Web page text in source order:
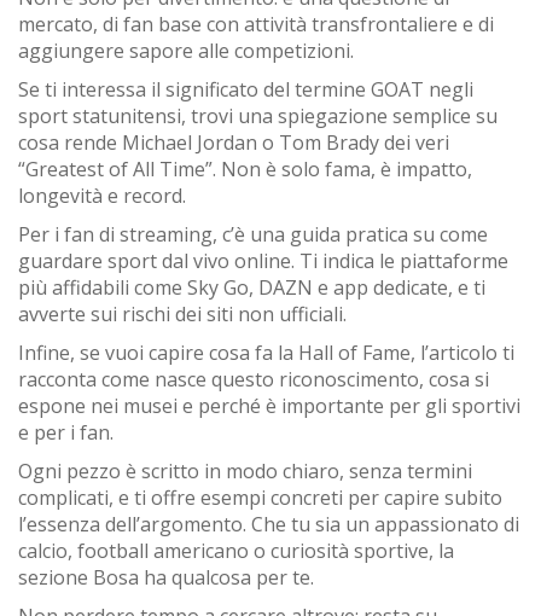
mercato, di fan base con attività transfrontaliere e di
aggiungere sapore alle competizioni.
Se ti interessa il significato del termine GOAT negli
sport statunitensi, trovi una spiegazione semplice su
cosa rende Michael Jordan o Tom Brady dei veri
“Greatest of All Time”. Non è solo fama, è impatto,
longevità e record.
Per i fan di streaming, c’è una guida pratica su come
guardare sport dal vivo online. Ti indica le piattaforme
più affidabili come Sky Go, DAZN e app dedicate, e ti
avverte sui rischi dei siti non ufficiali.
Infine, se vuoi capire cosa fa la Hall of Fame, l’articolo ti
racconta come nasce questo riconoscimento, cosa si
espone nei musei e perché è importante per gli sportivi
e per i fan.
Ogni pezzo è scritto in modo chiaro, senza termini
complicati, e ti offre esempi concreti per capire subito
l’essenza dell’argomento. Che tu sia un appassionato di
calcio, football americano o curiosità sportive, la
sezione Bosa ha qualcosa per te.